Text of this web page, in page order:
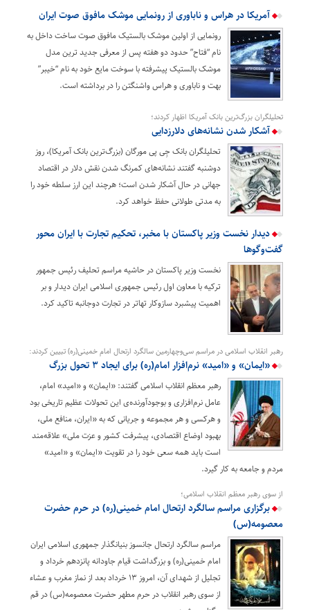
آمریکا در هراس و ناباوری از رونمایی موشک مافوق صوت ایران
رونمایی از اولین موشک بالستیک مافوق صوت ساخت داخل به
نام “فتاح” حدود دو هفته پس از معرفی جدید ترین مدل
موشک بالستیک پیشرفته با سوخت مایع خود به نام “خیبر”
بهت و ناباوری و هراس واشنگتن را در برداشته است.
تحلیلگران بزرگ‌ترین بانک آمریکا اظهار کردند؛
آشکار شدن نشانه‌های دلارزدایی
تحلیلگران بانک جِی پی مورگان (بزرگ‌ترین بانک آمریکا)، روز
دوشنبه گفتند نشانه‌های کمرنگ شدن نقش دلار در اقتصاد
جهانی در حال آشکار شدن است؛ هرچند این ارز سلطه خود را
به مدتی طولانی حفظ خواهد کرد.
دیدار نخست وزیر پاکستان با مخبر، تحکیم تجارت با ایران محور
گفت‌وگوها
نخست وزیر پاکستان در حاشیه مراسم تحلیف رئیس جمهور
ترکیه با معاون اول رئیس جمهوری اسلامی ایران دیدار و بر
اهمیت پیشبرد سازوکار تهاتر در تجارت دوجانبه تاکید کرد.
رهبر انقلاب اسلامی در مراسم سی‌وچهارمین سالگرد ارتحال امام خمینی(ره) تبیین کردند:
«ایمان» و «امید» نرم‌افزار امام(ره) برای ایجاد ۳ تحول بزرگ
رهبر معظم انقلاب اسلامی گفتند: «ایمان» و «امید» امام،
عامل نرم‌افزاری و بوجودآورنده‌ی این تحولات عظیم تاریخی بود
و هرکسی و هر مجموعه و جریانی که به «ایران، منافع ملی،
بهبود اوضاع اقتصادی، پیشرفت کشور و عزت ملی» علاقه‌مند
است باید همه سعی خود را در تقویت «ایمان» و «امید»
مردم و جامعه به کار گیرد.
از سوی رهبر معظم انقلاب اسلامی؛
برگزاری مراسم سالگرد ارتحال امام خمینی(ره) در حرم حضرت
معصومه(س)
مراسم سالگرد ارتحال جانسوز بنیانگذار جمهوری اسلامی ایران
امام خمینی(ره) و بزرگداشت قیام جاودانه پانزدهم خرداد و
تجلیل از شهدای آن، امروز ۱۳ خرداد بعد از نماز مغرب و عشاء
از سوی رهبر انقلاب در حرم مطهر حضرت معصومه(س) در قم